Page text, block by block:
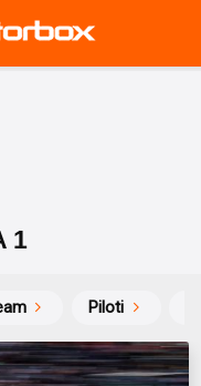
1
Piloti